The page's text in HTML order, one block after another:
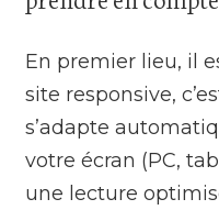
En premier lieu, il
site responsive,
s’adapte
votre écran (PC,
une lecture